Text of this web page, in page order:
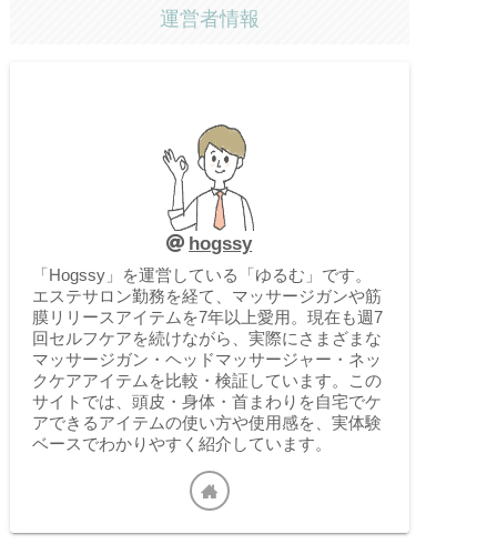
運営者情報
hogssy
「Hogssy」を運営している「ゆるむ」です。
エステサロン勤務を経て、マッサージガンや筋
膜リリースアイテムを7年以上愛用。現在も週7
回セルフケアを続けながら、実際にさまざまな
マッサージガン・ヘッドマッサージャー・ネッ
クケアアイテムを比較・検証しています。この
サイトでは、頭皮・身体・首まわりを自宅でケ
アできるアイテムの使い方や使用感を、実体験
ベースでわかりやすく紹介しています。